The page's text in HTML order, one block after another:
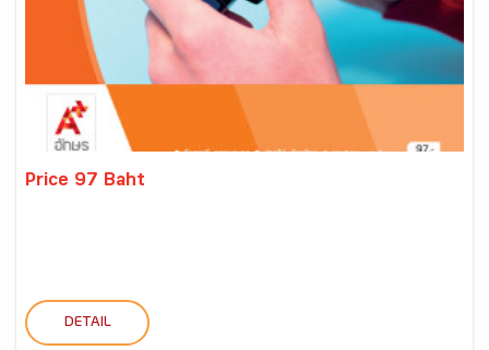
Price 97 Baht
DETAIL